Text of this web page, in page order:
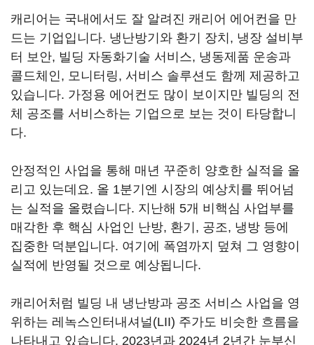
캐리어는 국내에서도 잘 알려진 캐리어 에어컨을 만
드는 기업입니다. 냉난방기와 환기 장치, 냉장 설비부
터 보안, 빌딩 자동화기술 서비스, 냉동제품 운송과
콜드체인, 모니터링, 서비스 솔루션도 함께 제공하고
있습니다. 가정용 에어컨도 많이 보이지만 빌딩의 전
체 공조를 서비스하는 기업으로 보는 것이 타당합니
다.
안정적인 사업을 통해 매년 꾸준히 양호한 실적을 올
리고 있는데요. 올 1분기엔 시장의 예상치를 뛰어넘
는 실적을 올렸습니다. 지난해 5개 비핵심 사업부를
매각한 후 핵심 사업인 난방, 환기, 공조, 냉방 등에
집중한 덕분입니다. 여기에 폭염까지 덮쳐 그 영향이
실적에 반영될 것으로 예상됩니다.
캐리어처럼 빌딩 내 냉난방과 공조 서비스 사업을 영
위하는 레녹스인터내셔널(LII) 주가도 비슷한 흐름을
나타내고 있습니다. 2023년과 2024년 2년간 눈부신